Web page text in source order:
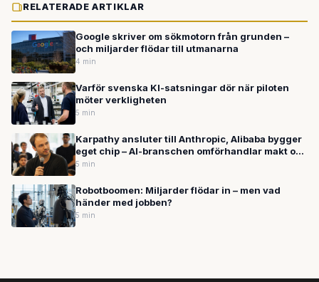
RELATERADE ARTIKLAR
Google skriver om sökmotorn från grunden –
och miljarder flödar till utmanarna
4 min
Varför svenska KI-satsningar dör när piloten
möter verkligheten
5 min
Karpathy ansluter till Anthropic, Alibaba bygger
eget chip – AI-branschen omförhandlar makt och
hårdvara
5 min
Robotboomen: Miljarder flödar in – men vad
händer med jobben?
5 min